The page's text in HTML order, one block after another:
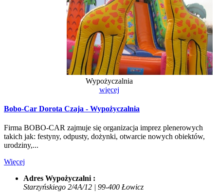
Wypożyczalnia
więcej
Bobo-Car Dorota Czaja - Wypożyczalnia
Firma BOBO-CAR zajmuje się organizacja imprez plenerowych
takich jak: festyny, odpusty, dożynki, otwarcie nowych obiektów,
urodziny,...
Więcej
Adres Wypożyczalni :
Starzyńskiego 2/4A/12 | 99-400 Łowicz